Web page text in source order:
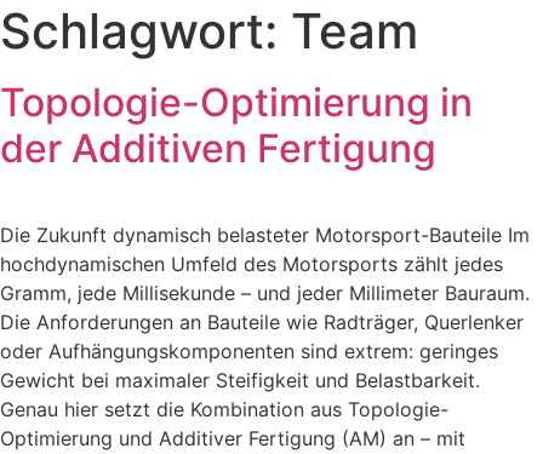
Schlagwort: Team
Topologie-Optimierung in
der Additiven Fertigung
Die Zukunft dynamisch belasteter Motorsport-Bauteile Im
hochdynamischen Umfeld des Motorsports zählt jedes
Gramm, jede Millisekunde – und jeder Millimeter Bauraum.
Die Anforderungen an Bauteile wie Radträger, Querlenker
oder Aufhängungskomponenten sind extrem: geringes
Gewicht bei maximaler Steifigkeit und Belastbarkeit.
Genau hier setzt die Kombination aus Topologie-
Optimierung und Additiver Fertigung (AM) an – mit